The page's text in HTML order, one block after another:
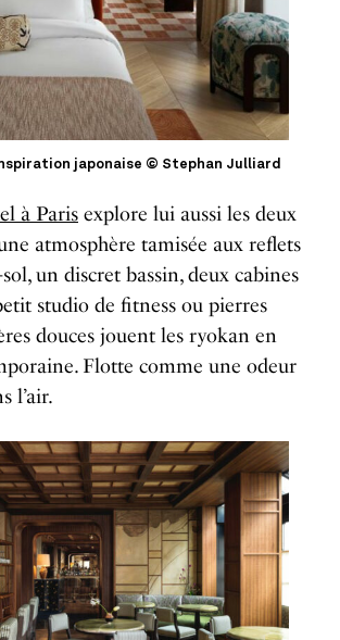
japonaise © Stephan Julliard
à Paris explore lui aussi les deux
atmosphère tamisée aux reflets
un discret bassin, deux cabines
studio de fitness ou pierres
douces jouent les ryokan en
Flotte comme une odeur
l’air.